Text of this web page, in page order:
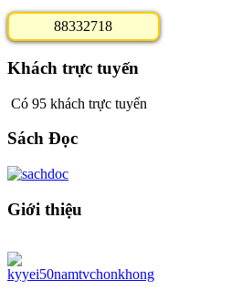
88332718
Khách trực tuyến
Có 95 khách trực tuyến
Sách Đọc
Giới thiệu